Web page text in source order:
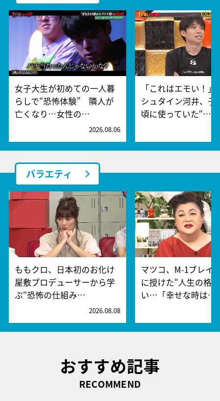
女子大生が初めての一人暮
らしで“恐怖体験” 隣人が
亡くなり…女性の…
2026.08.06
「これはエモい！」
シュタイン河井、子
頃に使っていた“…
バラエティ
ももクロ、日本初のお化け
屋敷プロデューサーから学
ぶ“恐怖の仕組み…
2026.08.08
マツコ、M-1ブレイ
に授けた“人生の格
い…「幸せな時は…
おすすめ記事
RECOMMEND